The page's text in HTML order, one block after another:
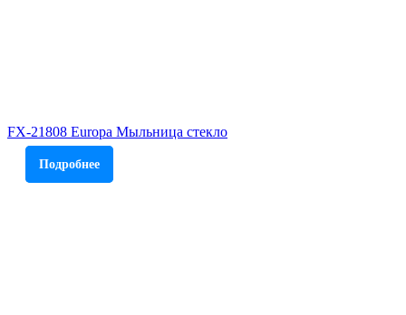
FX-21808 Europa Мыльница стекло
Подробнее